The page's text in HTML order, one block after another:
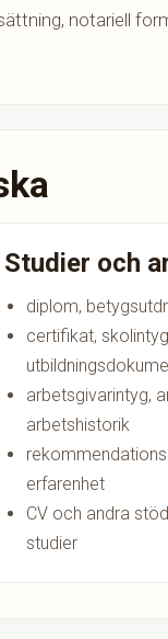
notariell
Studier och
diplom,
certifikat,
arbetsgivarintyg,
arbetshistorik
erfarenhet
CV och andra
studier